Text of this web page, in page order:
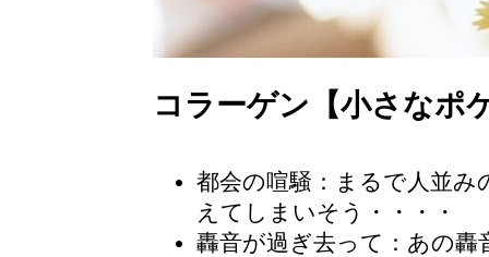
コラーゲン【小さなポ
都会の喧騒 ：まるで人並
えてしまいそう・・・・
轟音が過ぎ去って：あの